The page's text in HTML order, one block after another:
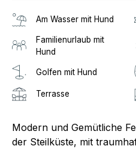
Am Wasser mit Hund
Familienurlaub mit
Hund
Golfen mit Hund
Terrasse
Modern und Gemütliche
der Steilküste, mit